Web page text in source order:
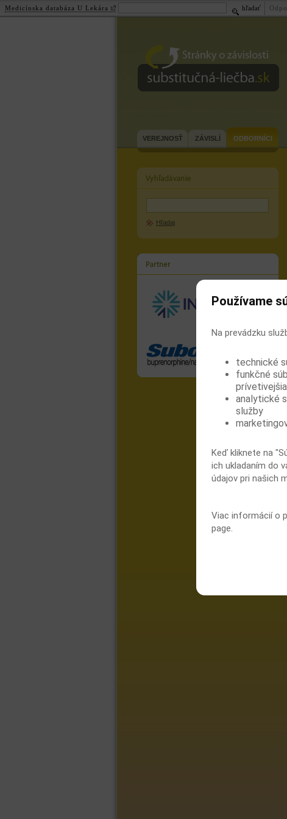
substitučná-liečba.sk
VEREJNOSŤ ZÁVISLÍ ODBORNÍCI
Hľadaj
Medicínska databáza U Lekára hľadať
Používame
Na prevádzku
technické
funkčné
prívetivejšia
analytické
služby
Keď kliknete na
ich ukladaním do
údajov pri našich
Viac informácií o
page.